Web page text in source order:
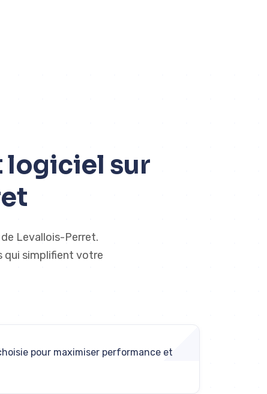
logiciel sur
Levallois-Perret.
qui simplifient votre
pour maximiser performance et